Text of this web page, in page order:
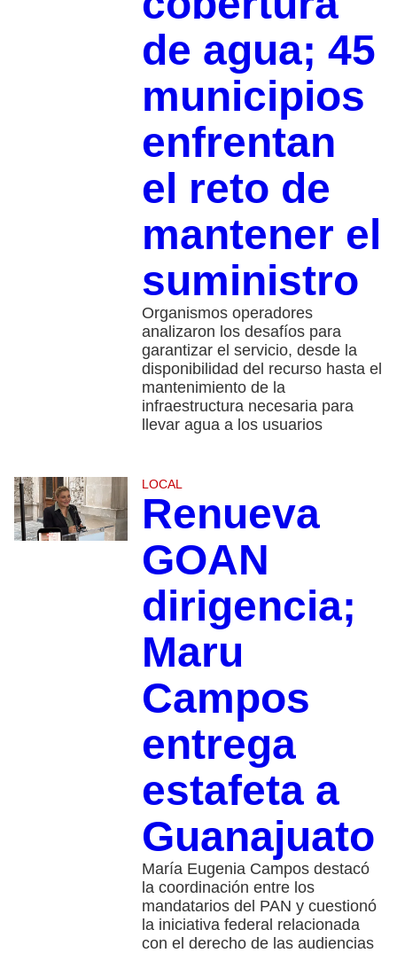
de agua; 45
municipios
enfrentan
el reto de
mantener el
suministro
Organismos operadores
analizaron los desafíos para
garantizar el servicio, desde la
disponibilidad del recurso hasta el
mantenimiento de la
infraestructura necesaria para
llevar agua a los usuarios
LOCAL
Renueva
GOAN
dirigencia;
Maru
Campos
entrega
estafeta a
Guanajuato
María Eugenia Campos destacó
la coordinación entre los
mandatarios del PAN y cuestionó
la iniciativa federal relacionada
con el derecho de las audiencias